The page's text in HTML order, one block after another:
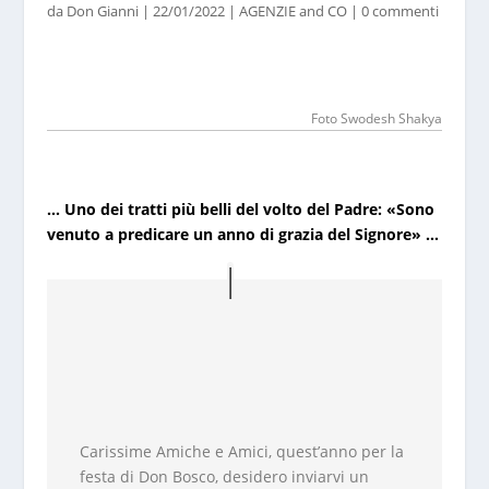
da Don Gianni| 22/01/2022| AGENZIE and CO| 0 commenti
Foto Swodesh Shakya
… Uno dei tratti più belli del volto del Padre: «Sono
venuto a predicare un anno di grazia del Signore» …
Carissime Amiche e Amici, quest’anno per la
festa di Don Bosco, desidero inviarvi un